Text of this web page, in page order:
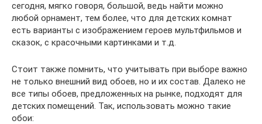
сегодня, мягко говоря, большой, ведь найти можно
любой орнамент, тем более, что для детских комнат
есть варианты с изображением героев мультфильмов и
сказок, с красочными картинками и т.д.
Стоит также помнить, что учитывать при выборе важно
не только внешний вид обоев, но и их состав. Далеко не
все типы обоев, предложенных на рынке, подходят для
детских помещений. Так, использовать можно такие
обои: